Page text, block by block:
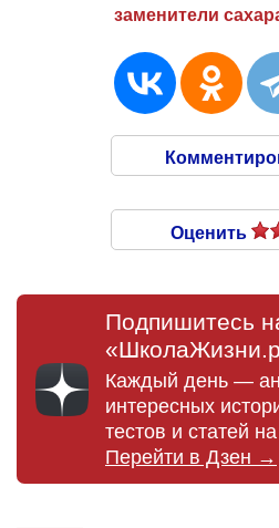
заменители
Оценить
Подпишитесь
Каждый день —
интересных
тестов и статей
Перейти в Дзен →